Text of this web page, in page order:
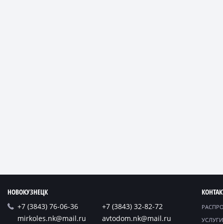
НОВОКУЗНЕЦК
+7 (3843) 76-06-36
+7 (3843) 32-82-72
mirkoles.nk@mail.ru
avtodom.nk@mail.ru